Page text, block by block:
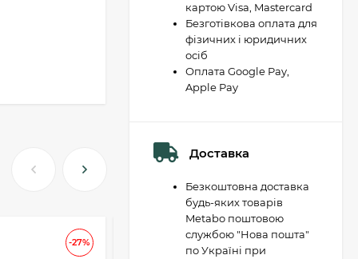
-27%
картою Visa, Mastercard
Безготівкова оплата для
фізичних і юридичних
осіб
Оплата Google Pay,
Apple Pay
Доставка
Безкоштовна доставка
будь-яких товарів
Metabo поштовою
службою "Нова пошта"
по Україні при